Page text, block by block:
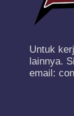
Untuk
lainnya.
email: